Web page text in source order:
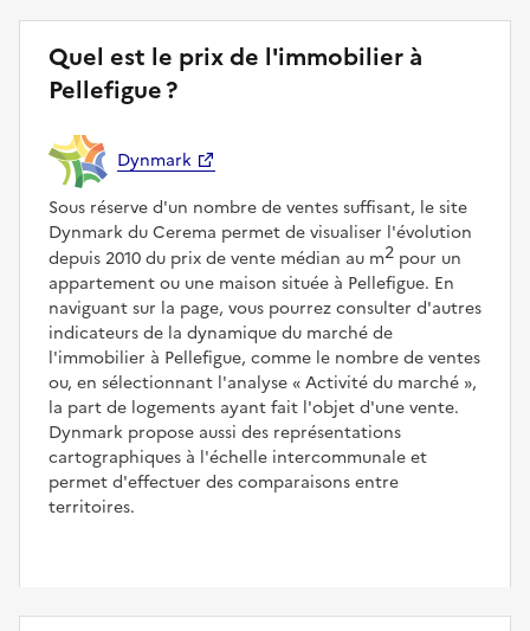
Quel est le prix de l'immobilier à
Pellefigue ?
Dynmark
Sous réserve d'un nombre de ventes suffisant, le site
Dynmark du Cerema permet de visualiser l'évolution
depuis 2010 du prix de vente médian au m2 pour un
appartement ou une maison située à Pellefigue. En
naviguant sur la page, vous pourrez consulter d'autres
indicateurs de la dynamique du marché de
l'immobilier à Pellefigue, comme le nombre de ventes
ou, en sélectionnant l'analyse
Activité du marché ,
la part de logements ayant fait l'objet d'une vente.
Dynmark propose aussi des représentations
cartographiques à l'échelle intercommunale et
permet d'effectuer des comparaisons entre
territoires.